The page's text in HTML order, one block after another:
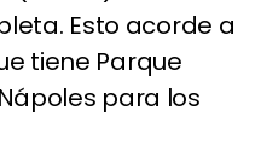
Esto acorde a
tiene Parque
para los